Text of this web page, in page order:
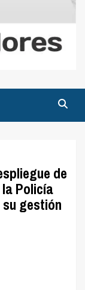
de
Policía
gestión